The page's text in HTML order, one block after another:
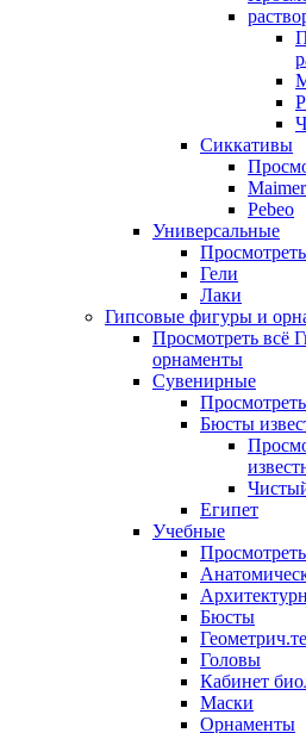
Сиккативы
Pebeo
Универсальные
Гели
Лаки
Гипсовые фигуры и
Просмотреть всё
орнаменты
Сувенирные
Бюсты
Египет
Учебные
Бюсты
Головы
Кабинет
Маски
Орнаменты